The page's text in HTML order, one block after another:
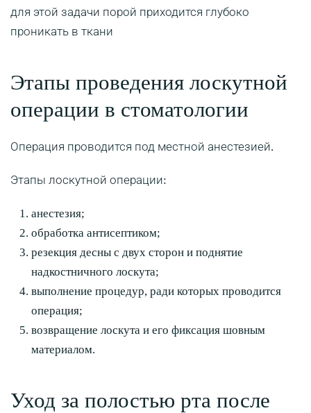
для этой задачи порой приходится глубоко
проникать в ткани
Этапы проведения лоскутной
операции в стоматологии
Операция проводится под местной анестезией.
Этапы лоскутной операции:
анестезия;
обработка антисептиком;
резекция десны с двух сторон и поднятие
надкостничного лоскута;
выполнение процедур, ради которых проводится
операция;
возвращение лоскута и его фиксация шовным
материалом.
Уход за полостью рта после